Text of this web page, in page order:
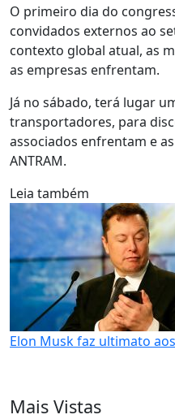
O primeiro dia do
convidados externos ao
contexto global atual, as
as empresas enfrentam.
Já no sábado, terá lugar
transportadores, para
associados enfrentam e
ANTRAM.
Leia também
Elon Musk faz ultimato
Mais Vistas